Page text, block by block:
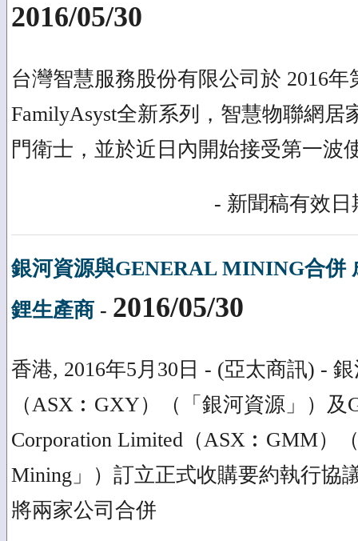
2016/05/30
台灣智慧服務股份有限公司於 2016年
FamilyAsyst全新系列，智慧物聯網居
門衛士，並於近日內開始接受第一波
- 新聞稿有效日
銀河資源與GENERAL MINING合併
鋰生產商 - 2016/05/30
香港, 2016年5月30日 - (亞太商訊) -
（ASX︰GXY）（「銀河資源」）及
Corporation Limited（ASX︰GMM）
Mining」）訂立正式收購要約執行協
將兩家公司合併